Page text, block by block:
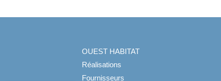
OUEST HABITAT
Réalisations
Fournisseurs